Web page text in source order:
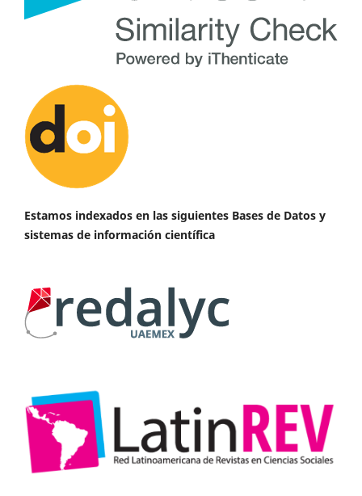
Estamos indexados en las siguientes Bases de Datos y
sistemas de información científica